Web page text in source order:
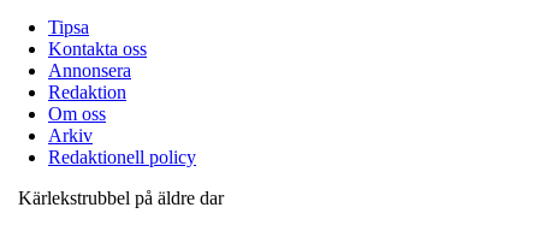
Tipsa
Kontakta oss
Annonsera
Redaktion
Om oss
Arkiv
Redaktionell policy
Kärlekstrubbel på äldre dar